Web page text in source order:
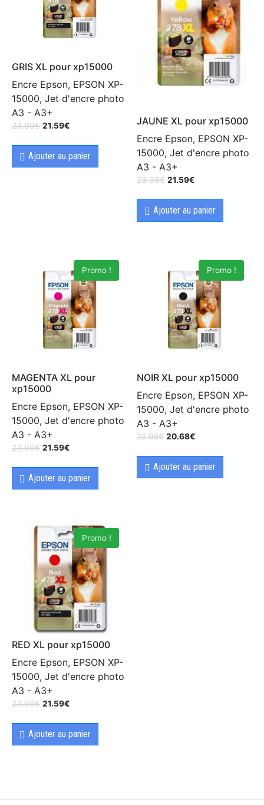
GRIS XL pour xp15000
Encre Epson, EPSON XP-
15000, Jet d'encre photo
A3 - A3+
23.99€ 21.59€
Ajouter au panier
JAUNE XL pour xp15000
Encre Epson, EPSON XP-
15000, Jet d'encre photo
A3 - A3+
23.99€ 21.59€
Ajouter au panier
Promo !
MAGENTA XL pour
xp15000
Encre Epson, EPSON XP-
15000, Jet d'encre photo
A3 - A3+
23.99€ 21.59€
Ajouter au panier
Promo !
NOIR XL pour xp15000
Encre Epson, EPSON XP-
15000, Jet d'encre photo
A3 - A3+
22.98€ 20.68€
Ajouter au panier
Promo !
RED XL pour xp15000
Encre Epson, EPSON XP-
15000, Jet d'encre photo
A3 - A3+
23.99€ 21.59€
Ajouter au panier